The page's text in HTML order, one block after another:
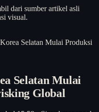
dari sumber artikel asli
visual.
Selatan Mulai Produksi
Selatan Mulai
Global